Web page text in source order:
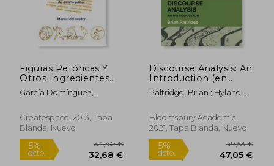
Figuras Retóricas Y
Otros Ingredientes
Del Discurso Político:
Manual Del Orador
García Domínguez,
Damborenea, Ricardo
Createspace, 2013, Tapa
Blanda, Nuevo
Discourse Analysis: An
Introduction (en
Inglés)
Paltridge, Brian ; Hyland,
Bloomsbury Academic,
2021, Tapa Blanda, Nuevo